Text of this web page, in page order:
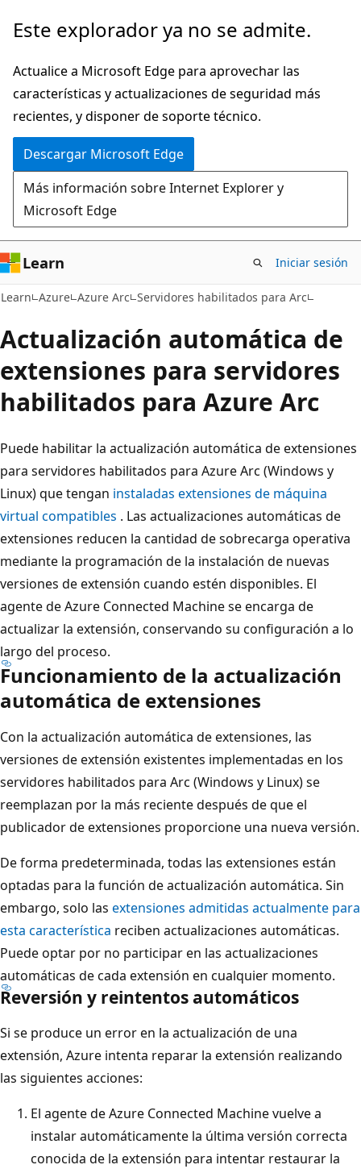
Ir
contenido
principal
Este explorador ya no se admite.
Actualice a Microsoft Edge para aprovechar las
características y actualizaciones de seguridad más
recientes, y disponer de soporte técnico.
Descargar Microsoft Edge
Más información sobre Internet Explorer y
Microsoft Edge
Learn Iniciar sesión
Learn Azure Azure Arc Servidores habilitados para Arc
Actualización automática de
extensiones para servidores
habilitados para Azure Arc
Puede habilitar la actualización automática de extensiones
para servidores habilitados para Azure Arc (Windows y
Linux) que tengan instaladas extensiones de máquina
virtual compatibles . Las actualizaciones automáticas de
extensiones reducen la cantidad de sobrecarga operativa
mediante la programación de la instalación de nuevas
versiones de extensión cuando estén disponibles. El
agente de Azure Connected Machine se encarga de
actualizar la extensión, conservando su configuración a lo
largo del proceso.
Funcionamiento de la actualización
automática de extensiones
Con la actualización automática de extensiones, las
versiones de extensión existentes implementadas en los
servidores habilitados para Arc (Windows y Linux) se
reemplazan por la más reciente después de que el
publicador de extensiones proporcione una nueva versión.
De forma predeterminada, todas las extensiones están
optadas para la función de actualización automática. Sin
embargo, solo las extensiones admitidas actualmente para
esta característica reciben actualizaciones automáticas.
Puede optar por no participar en las actualizaciones
automáticas de cada extensión en cualquier momento.
Reversión y reintentos automáticos
Si se produce un error en la actualización de una
extensión, Azure intenta reparar la extensión realizando
las siguientes acciones:
El agente de Azure Connected Machine vuelve a
instalar automáticamente la última versión correcta
conocida de la extensión para intentar restaurar la